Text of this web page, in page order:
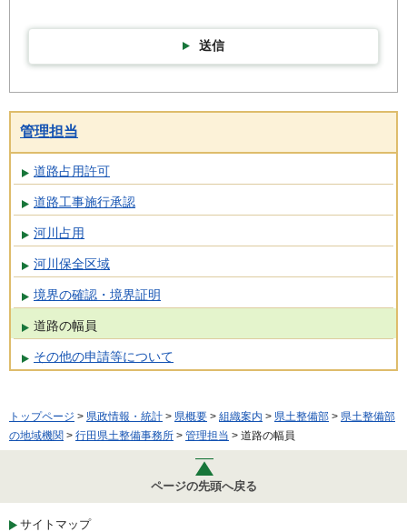
送信
管理担当
道路占用許可
道路工事施行承認
河川占用
河川保全区域
境界の確認・境界証明
道路の幅員
その他の申請等について
トップページ > 県政情報・統計 > 県概要 > 組織案内 > 県土整備部 > 県土整備部
の地域機関 > 行田県土整備事務所 > 管理担当 > 道路の幅員
ページの先頭へ戻る
サイトマップ